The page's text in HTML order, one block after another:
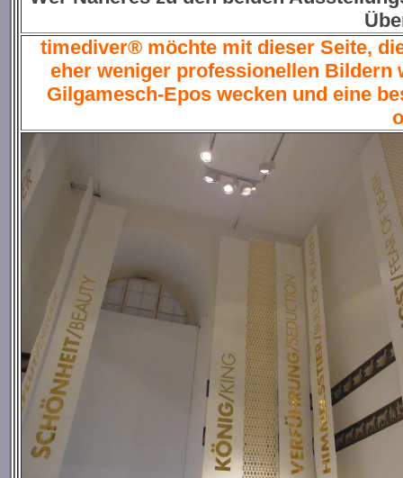
timediver® möchte mit dieser Seite,
eher weniger professionellen Bildern
Gilgamesch-Epos wecken und eine